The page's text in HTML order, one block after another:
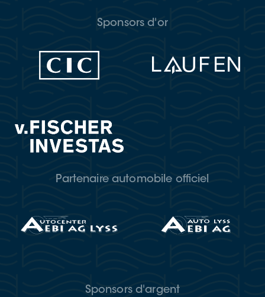
Sponsors d'or
Partenaire automobile officiel
Sponsors d'argent